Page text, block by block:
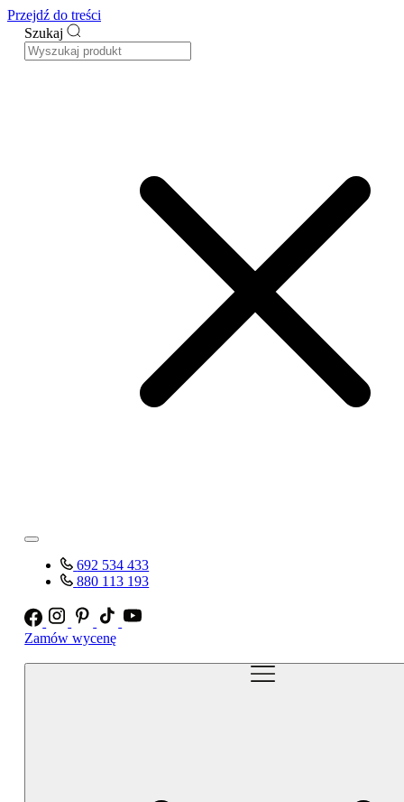
Przejdź do treści
Szukaj
692 534 433
880 113 193
Zamów wycenę